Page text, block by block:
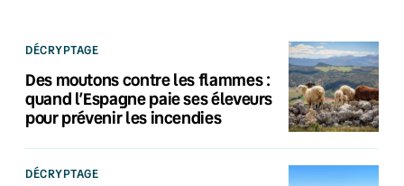
DÉCRYPTAGE
Des moutons contre les flammes :
quand l’Espagne paie ses éleveurs
pour prévenir les incendies
DÉCRYPTAGE